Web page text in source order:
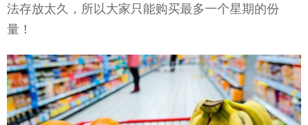
法存放太久，所以大家只能购买最多一个星期的份
量！